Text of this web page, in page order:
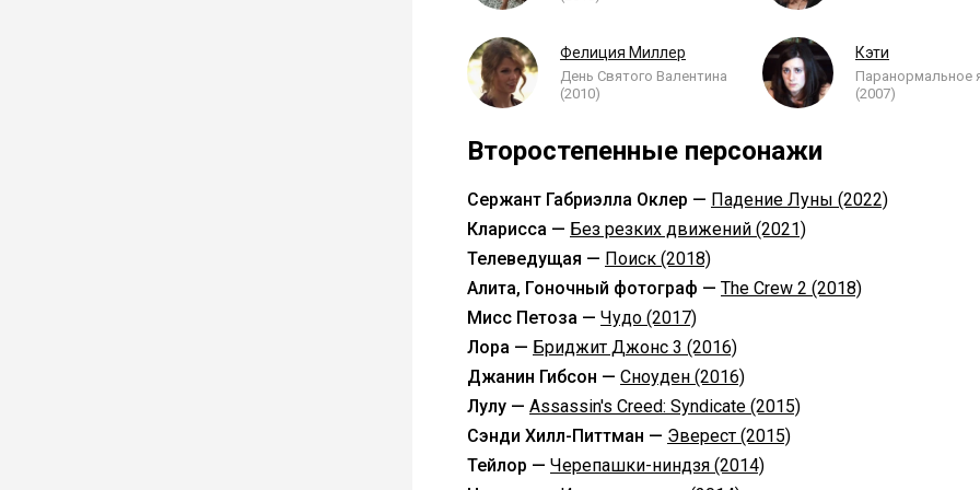
Фелиция Миллер
День Святого Валентина
(2010)
Кэти
Паранормальное
(2007)
Второстепенные персонажи
Сержант Габриэлла Оклер — Падение Луны (2022)
Кларисса — Без резких движений (2021)
Телеведущая — Поиск (2018)
Алита, Гоночный фотограф — The Crew 2 (2018)
Мисс Петоза — Чудо (2017)
Лора — Бриджит Джонс 3 (2016)
Джанин Гибсон — Сноуден (2016)
Лулу — Assassin's Creed: Syndicate (2015)
Сэнди Хилл-Питтман — Эверест (2015)
Тейлор — Черепашки-ниндзя (2014)